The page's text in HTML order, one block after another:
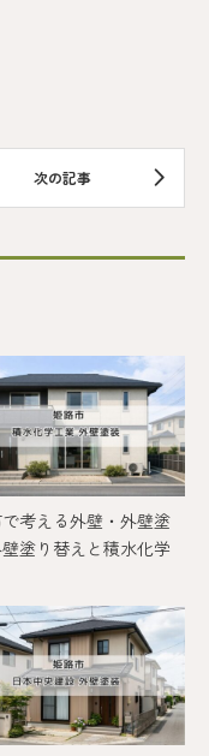
考える外壁・外壁塗
塗り替えと積水化学